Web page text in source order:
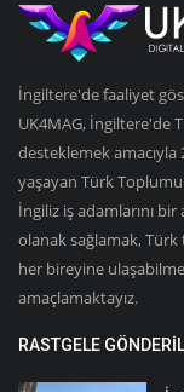
İngiltere'de faaliyet
UK4MAG, İngiltere'de
desteklemek amacıyla
yaşayan Türk
İngiliz iş adamlarını
olanak sağlamak,
her bireyine
amaçlamaktayız.
RASTGELE